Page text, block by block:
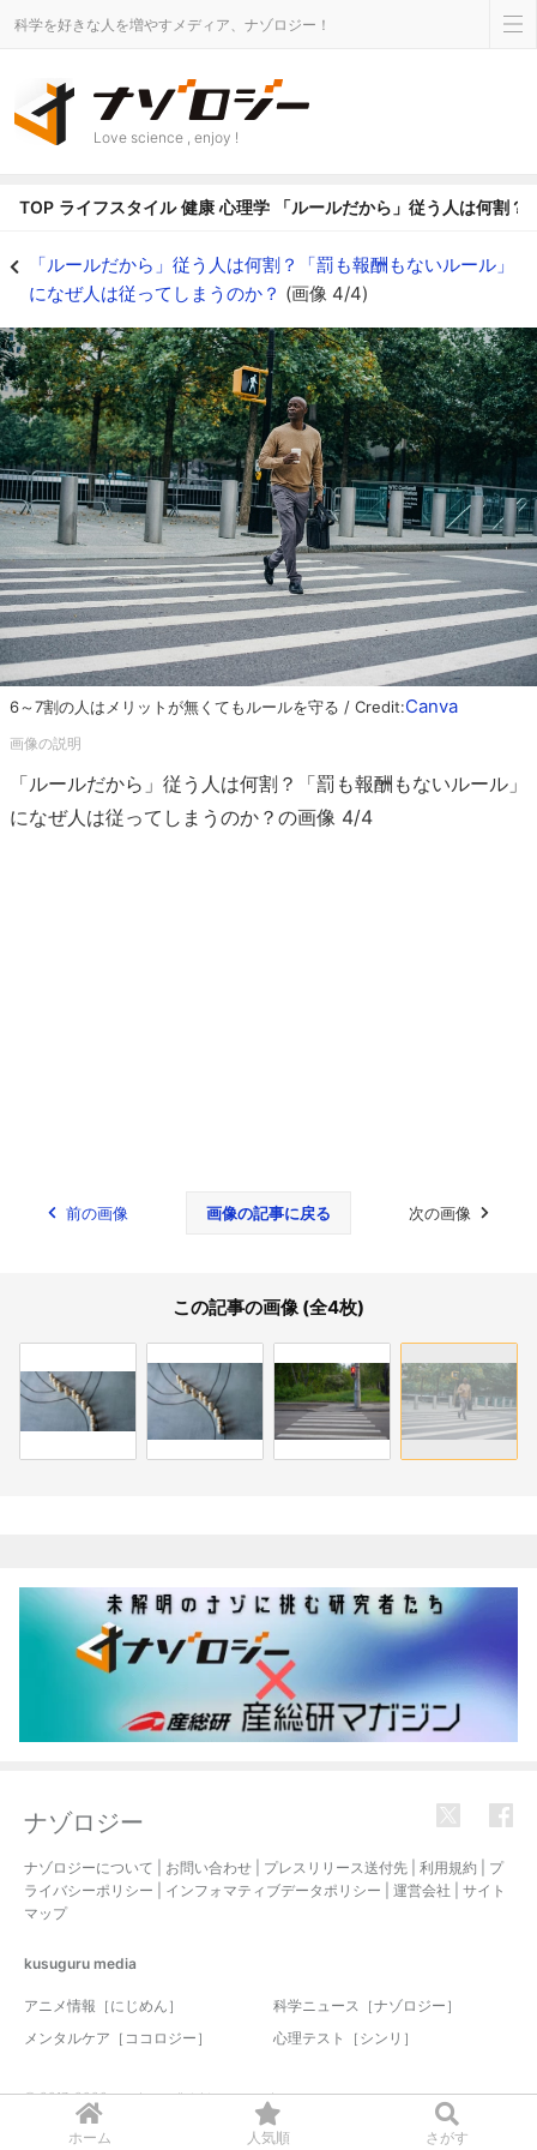
ホーム 人気順 さがす
科学を好きな人を増やすメディア、ナゾロジー！
Love science , enjoy !
TOP ライフスタイル 健康 心理学 「ルールだから」従う人は何割
「ルールだから」従う人は何割？「罰も報酬もないルール」
になぜ人は従ってしまうのか？ (画像 4/4)
6～7割の人はメリットが無くてもルールを守る / Credit:Canva
「ルールだから」従う人は何割？「罰も報酬もないルール」
になぜ人は従ってしまうのか？の画像 4/4
前の画像 画像の記事に戻る 次の画像
この記事の画像 (全4枚)
ナゾロジー
ナゾロジーについて お問い合わせ プレスリリース送付先 利用規約
プ
ライバシーポリシー
インフォマティブデータポリシー 運営会社
サイト
マップ
kusuguru media
アニメ情報［にじめん］
科学ニュース［ナゾロジー］
メンタルケア［ココロジー］
心理テスト［シンリ］
© 2017-2026 nazology. all rights reserved.